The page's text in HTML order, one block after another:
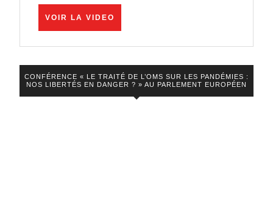
Poutine
sur
la
guerre
et
Macron
VOIR LA VIDEO
CONFÉRENCE « LE TRAITÉ DE L’OMS SUR LES PANDÉMIES :
NOS LIBERTÉS EN DANGER ? » AU PARLEMENT EUROPÉEN